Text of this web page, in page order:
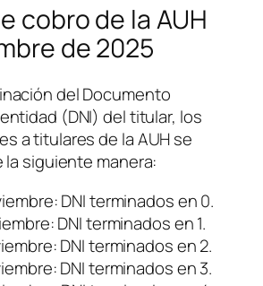
cobro de la AUH
de 2025
del Documento
(DNI) del titular, los
a titulares de la AUH se
siguiente manera:
DNI terminados en 0.
DNI terminados en 1.
DNI terminados en 2.
DNI terminados en 3.